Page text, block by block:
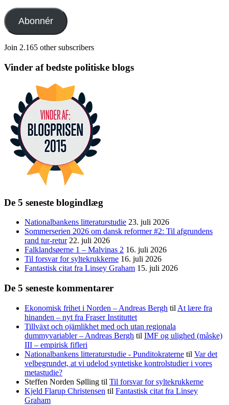
adresse
Abonnér
Join 2.165 other subscribers
Vinder af bedste politiske blogs
De 5 seneste blogindlæg
Nationalbankens litteraturstudie 23. juli 2026
Sommerserien 2026 om dansk reformer #2: Til afgrundens
rand tur-retur 22. juli 2026
Falklandsøerne 1 – Malvinas 2 16. juli 2026
Til forsvar for syltekrukkerne 16. juli 2026
Fantastisk citat fra Linsey Graham 15. juli 2026
De 5 seneste kommentarer
Ekonomisk frihet i Norden – Andreas Bergh til At lære fra
hinanden – nyt fra Fraser Instituttet
Tillväxt och ojämlikhet med och utan regionala
dummyvariabler – Andreas Bergh til IMF og ulighed (måske)
III – empirisk fifleri
Nationalbankens litteraturstudie - Punditokraterne til Var det
velbegrundet, at vi udelod syntetiske kontrolstudier i vores
metastudie?
Steffen Norden Sølling til Til forsvar for syltekrukkerne
Kjeld Flarup Christensen til Fantastisk citat fra Linsey
Graham